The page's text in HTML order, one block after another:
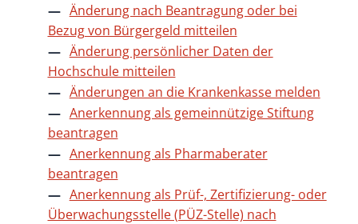
Änderung nach Beantragung oder bei
Bezug von Bürgergeld mitteilen
Änderung persönlicher Daten der
Hochschule mitteilen
Änderungen an die Krankenkasse melden
Anerkennung als gemeinnützige Stiftung
beantragen
Anerkennung als Pharmaberater
beantragen
Anerkennung als Prüf-, Zertifizierung- oder
Überwachungsstelle (PÜZ-Stelle) nach